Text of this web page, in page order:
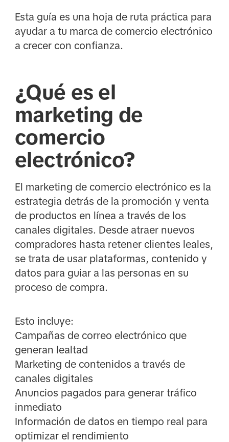
Esta guía es una hoja de ruta práctica para
ayudar a tu marca de comercio electrónico
a crecer con confianza.
¿Qué es el
marketing de
comercio
electrónico?
El marketing de comercio electrónico es la
estrategia detrás de la promoción y venta
de productos en línea a través de los
canales digitales. Desde atraer nuevos
compradores hasta retener clientes leales,
se trata de usar plataformas, contenido y
datos para guiar a las personas en su
proceso de compra.
Esto incluye:
Campañas de correo electrónico que
generan lealtad
Marketing de contenidos a través de
canales digitales
Anuncios pagados para generar tráfico
inmediato
Información de datos en tiempo real para
optimizar el rendimiento